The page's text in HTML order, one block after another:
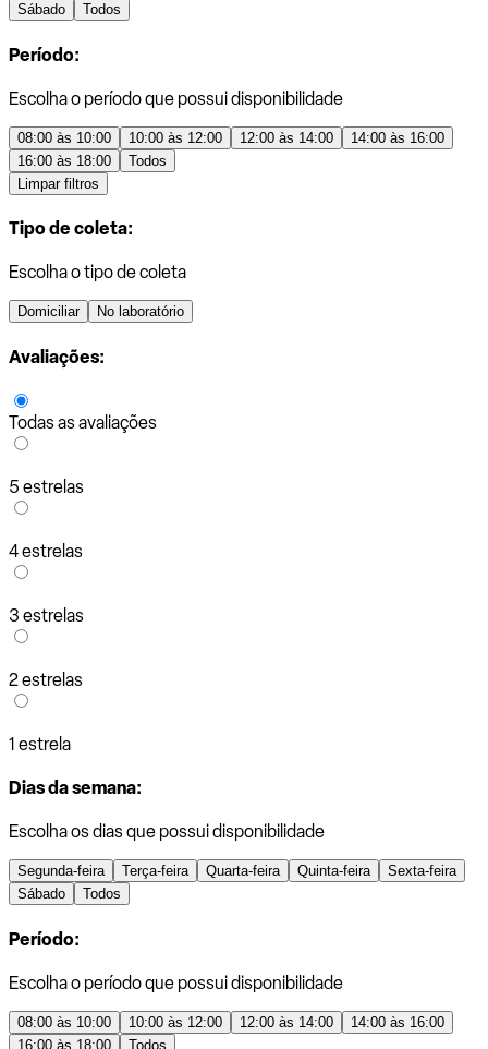
Sábado
Todos
Período:
Escolha o período que possui disponibilidade
08:00 às 10:00 10:00 às 12:00 12:00 às 14:00
14:00 às 16:00
16:00 às 18:00
Todos
Limpar filtros
Tipo de coleta:
Escolha o tipo de coleta
Domiciliar No laboratório
Avaliações:
Todas as avaliações
5 estrelas
4 estrelas
3 estrelas
2 estrelas
1 estrela
Dias da semana:
Escolha os dias que possui disponibilidade
Segunda-feira Terça-feira Quarta-feira Quinta-feira
Sexta-feira
Sábado
Todos
Período:
Escolha o período que possui disponibilidade
08:00 às 10:00 10:00 às 12:00 12:00 às 14:00
14:00 às 16:00
16:00 às 18:00
Todos